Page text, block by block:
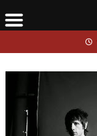
to